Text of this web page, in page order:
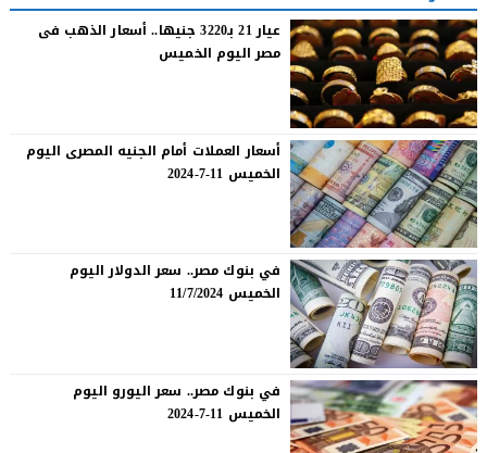
عيار 21 بـ3220 جنيها.. أسعار الذهب فى
مصر اليوم الخميس
أسعار العملات أمام الجنيه المصرى اليوم
الخميس 11-7-2024
في بنوك مصر.. سعر الدولار اليوم
الخميس 11/7/2024
في بنوك مصر.. سعر اليورو اليوم
الخميس 11-7-2024